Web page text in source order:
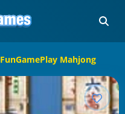
FunGamePlay Mahjong